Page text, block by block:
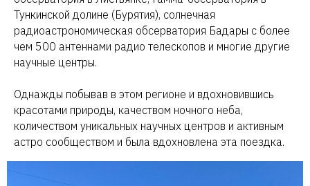
Тункинской долине (Бурятия), солнечная
радиоастрономическая обсерватория Бадары с более
чем 500 антеннами радио телескопов и многие другие
научные центры.
Однажды побывав в этом регионе и вдохновившись
красотами природы, качеством ночного неба,
количеством уникальных научных центров и активным
астро сообществом и была вдохновлена эта поездка.